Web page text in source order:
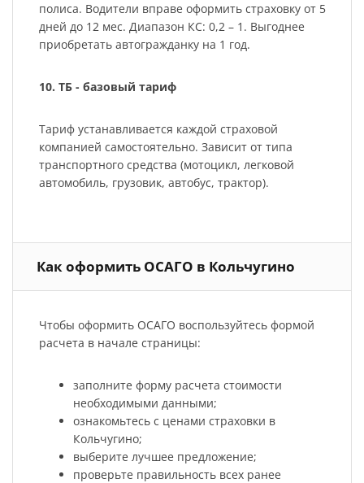
полиса. Водители вправе оформить страховку от 5
дней до 12 мес. Диапазон КС: 0,2 – 1. Выгоднее
приобретать автогражданку на 1 год.
10. ТБ - базовый тариф
Тариф устанавливается каждой страховой
компанией самостоятельно. Зависит от типа
транспортного средства (мотоцикл, легковой
автомобиль, грузовик, автобус, трактор).
Как оформить ОСАГО в Кольчугино
Чтобы оформить ОСАГО воспользуйтесь формой
расчета в начале страницы:
заполните форму расчета стоимости
необходимыми данными;
ознакомьтесь с ценами страховки в
Кольчугино;
выберите лучшее предложение;
проверьте правильность всех ранее